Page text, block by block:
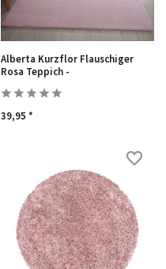
Alberta Kurzflor Flauschiger
Rosa Teppich -
39,95 *